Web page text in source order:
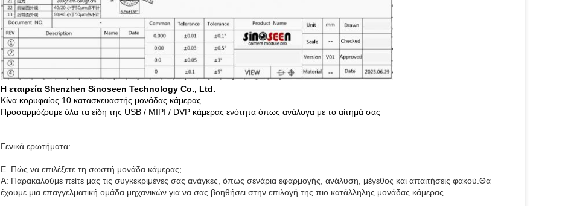
Η εταιρεία Shenzhen Sinoseen Technology Co., Ltd.
Κίνα κορυφαίος 10 κατασκευαστής μονάδας κάμερας
Προσαρμόζουμε όλα τα είδη της USB / MIPI / DVP κάμερας ενότητα όπως ανάλογα με το αίτημά σας
Γενικά ερωτήματα:
Ε. Πώς να επιλέξετε τη σωστή μονάδα κάμερας;
Α: Παρακαλούμε πείτε μας τις συγκεκριμένες σας ανάγκες, όπως σενάρια εφαρμογής, ανάλυση, μέγεθος και απαιτήσεις φακού.Θα
έχουμε μια επαγγελματική ομάδα μηχανικών για να σας βοηθήσει στην επιλογή της πιο κατάλληλης μονάδας κάμερας.